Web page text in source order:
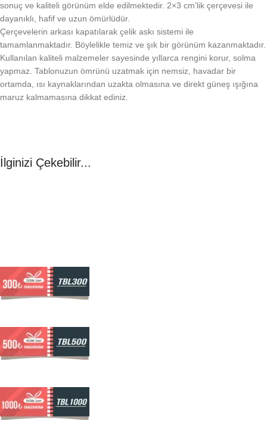
sonuç ve kaliteli görünüm elde edilmektedir. 2×3 cm’lik çerçevesi ile
dayanıklı, hafif ve uzun ömürlüdür.
Çerçevelerin arkası kapatılarak çelik askı sistemi ile
tamamlanmaktadır. Böylelikle temiz ve şık bir görünüm kazanmaktadır.
Kullanılan kaliteli malzemeler sayesinde yıllarca rengini korur, solma
yapmaz. Tablonuzun ömrünü uzatmak için nemsiz, havadar bir
ortamda, ısı kaynaklarından uzakta olmasına ve direkt güneş ışığına
maruz kalmamasına dikkat ediniz.
İlginizi Çekebilir...